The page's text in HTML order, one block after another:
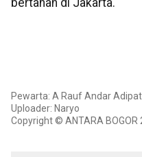
bertahan di Jakarta.
Pewarta: A Rauf Andar
Uploader: Naryo
Copyright © ANTARA BOGOR